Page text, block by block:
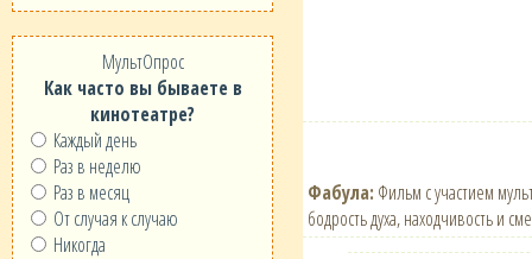
МультОпрос
Как часто вы бываете в
кинотеатре?
Каждый день
Раз в неделю
Раз в месяц
От случая к случаю
Никогда
Фабула: Фильм с участием
бодрость духа, находчивость и